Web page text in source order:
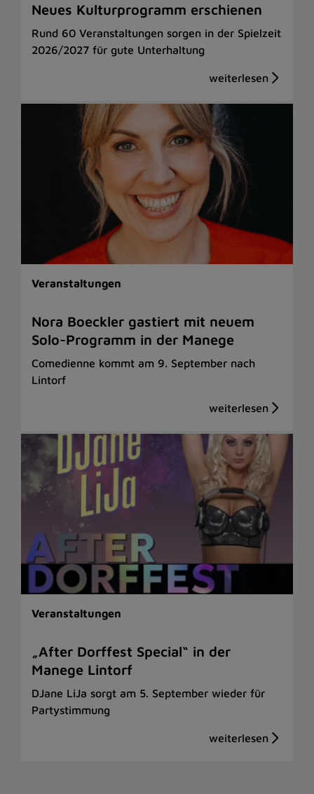
Neues Kulturprogramm erschienen
Rund 60 Veranstaltungen sorgen in der Spielzeit
2026/2027 für gute Unterhaltung
Veranstaltungen
Nora Boeckler gastiert mit neuem
Solo-Programm in der Manege
Comedienne kommt am 9. September nach
Lintorf
Veranstaltungen
„After Dorffest Special“ in der
Manege Lintorf
DJane LiJa sorgt am 5. September wieder für
Partystimmung